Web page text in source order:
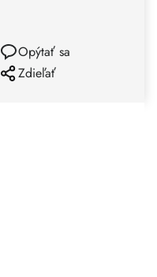
Opýtať sa
Zdieľať